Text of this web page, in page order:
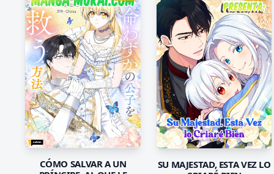
CÓMO SALVAR A UN
SU MAJESTAD, ESTA VEZ LO